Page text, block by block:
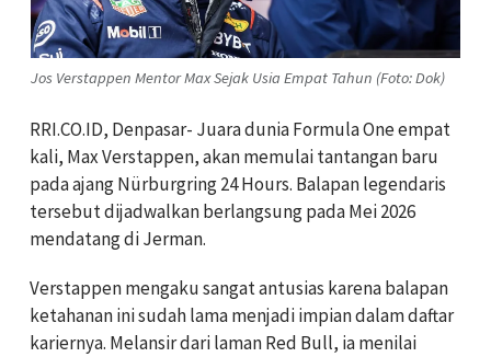
Jos Verstappen Mentor Max Sejak Usia Empat Tahun (Foto: Dok)
RRI.CO.ID, Denpasar- Juara dunia Formula One empat
kali, Max Verstappen, akan memulai tantangan baru
pada ajang Nürburgring 24 Hours. Balapan legendaris
tersebut dijadwalkan berlangsung pada Mei 2026
mendatang di Jerman.
Verstappen mengaku sangat antusias karena balapan
ketahanan ini sudah lama menjadi impian dalam daftar
kariernya. Melansir dari laman Red Bull, ia menilai